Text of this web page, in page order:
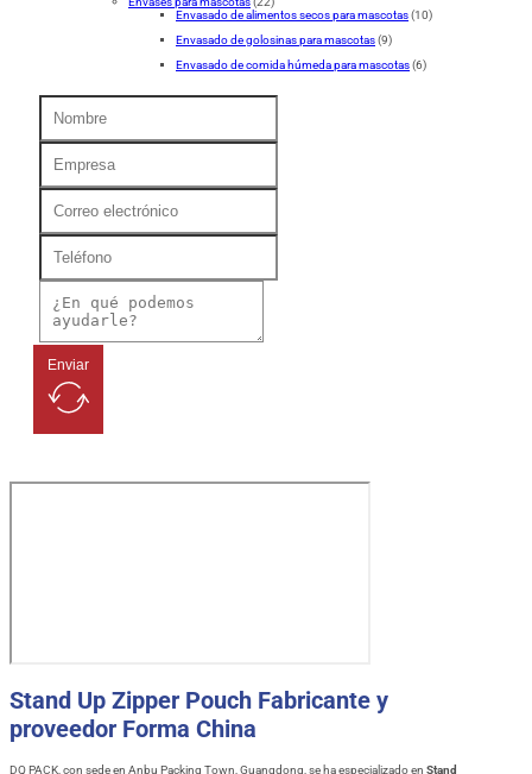
Envasado de alimentos secos para mascotas(10)
Envasado de golosinas para mascotas(9)
Envasado de comida húmeda para mascotas(6)
Enviar
Stand Up Zipper Pouch Fabricante y
proveedor Forma China
DQ PACK, con sede en Anbu Packing Town, Guangdong, se ha especializado en Stand